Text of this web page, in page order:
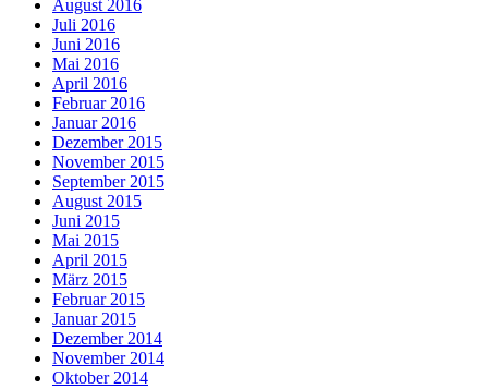
August 2016
Juli 2016
Juni 2016
Mai 2016
April 2016
Februar 2016
Januar 2016
Dezember 2015
November 2015
September 2015
August 2015
Juni 2015
Mai 2015
April 2015
März 2015
Februar 2015
Januar 2015
Dezember 2014
November 2014
Oktober 2014